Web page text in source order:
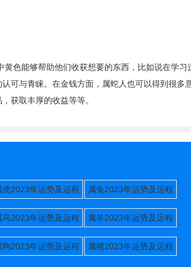
色能够帮助他们收获想要的东西，比如说在学习
可与青睐。在金钱方面，属蛇人也可以得到很多
获取丰厚的收益等等。
虎2023年运势及运程 属兔2023年运势及运程
马2023年运势及运程 属羊2023年运势及运程
狗2023年运势及运程 属猪2023年运势及运程